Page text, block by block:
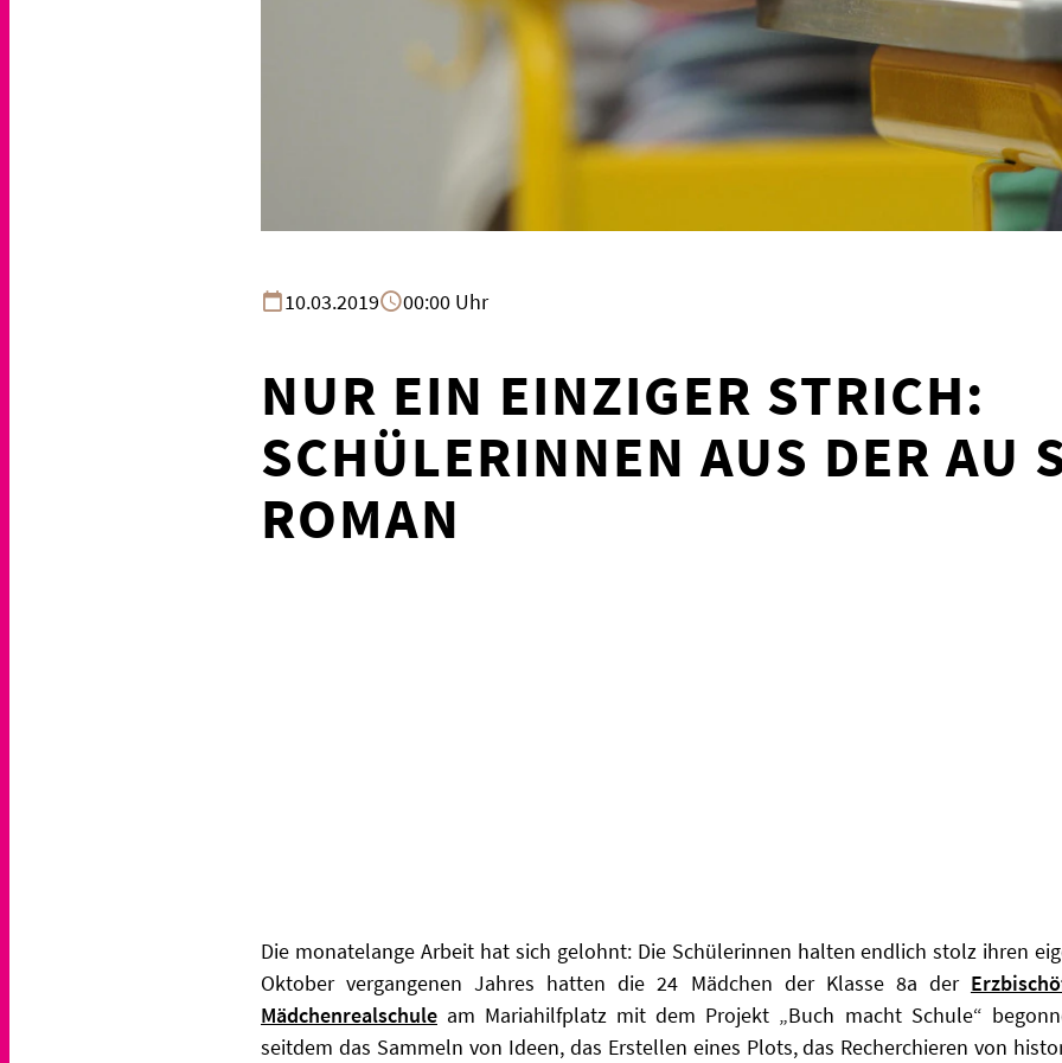
10.03.2019 00:00 Uhr
NUR EIN EINZIGER STRICH:
SCHÜLERINNEN AUS DER AU
ROMAN
Die monatelange Arbeit hat sich gelohnt: Die Schülerinnen halten endlich stolz ihren
Oktober vergangenen Jahres hatten die 24 Mädchen der Klasse 8a der
Mädchenrealschule am Mariahilfplatz mit dem Projekt „Buch macht Schule“
seitdem das Sammeln von Ideen, das Erstellen eines Plots, das Recherchieren von